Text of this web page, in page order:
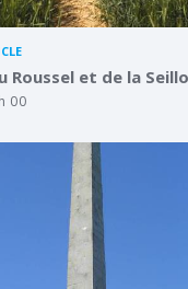
Roussel et de la
00